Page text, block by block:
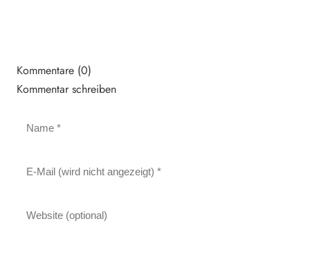
Kommentare (0)
Kommentar schreiben